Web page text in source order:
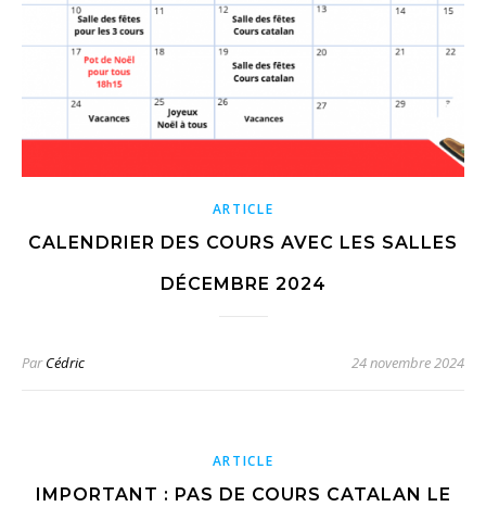
ARTICLE
CALENDRIER DES COURS AVEC LES SALLES
DÉCEMBRE 2024
ParCédric 24 novembre 2024
ARTICLE
IMPORTANT : PAS DE COURS CATALAN LE